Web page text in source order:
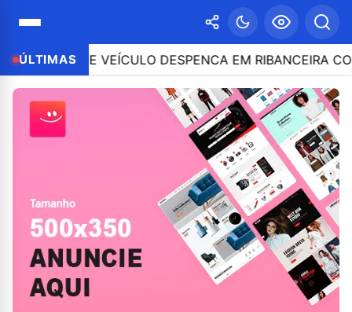
ÚLTIMAS
VEÍCULO DESPENCA EM RIBANCEIRA COM PESSOAS